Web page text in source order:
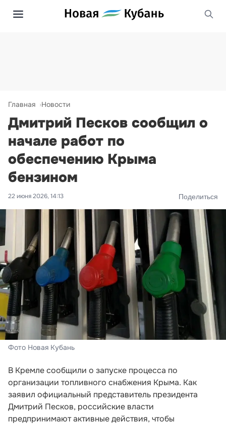
Главная Новости
Дмитрий Песков сообщил о
начале работ по
обеспечению Крыма
бензином
22 июня 2026, 14:13 Поделиться
Фото Новая Кубань
В Кремле сообщили о запуске процесса по
организации топливного снабжения Крыма. Как
заявил официальный представитель президента
Дмитрий Песков, российские власти
предпринимают активные действия, чтобы